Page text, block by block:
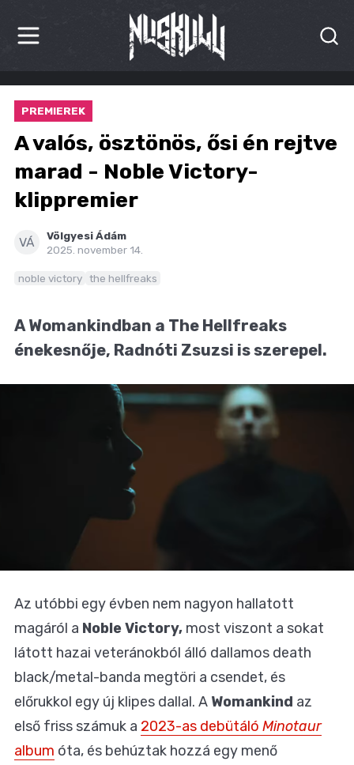
HÍREK
KRITIKÁK
BESZÁMOLÓK
INTERJÚK
PREMIEREK
BLOG
PREMIEREK
A valós, ösztönös, ősi én rejtve
marad - Noble Victory-
klippremier
VÁ
Völgyesi Ádám
2025. november 14.
noble victory the hellfreaks
A Womankindban a The Hellfreaks
énekesnője, Radnóti Zsuzsi is szerepel.
Az utóbbi egy évben nem nagyon hallatott
magáról a Noble Victory, most viszont a sokat
látott hazai veteránokból álló dallamos death
black/metal-banda megtöri a csendet, és
előrukkol egy új klipes dallal. A Womankind az
első friss számuk a 2023-as debütáló Minotaur
album óta, és behúztak hozzá egy menő